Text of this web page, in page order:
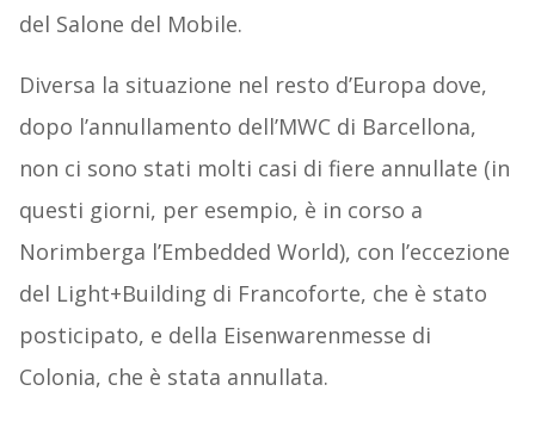
del Salone del Mobile.
Diversa la situazione nel resto d’Europa dove,
dopo l’annullamento dell’MWC di Barcellona,
non ci sono stati molti casi di fiere annullate (in
questi giorni, per esempio, è in corso a
Norimberga l’Embedded World), con l’eccezione
del Light+Building di Francoforte, che è stato
posticipato, e della Eisenwarenmesse di
Colonia, che è stata annullata.